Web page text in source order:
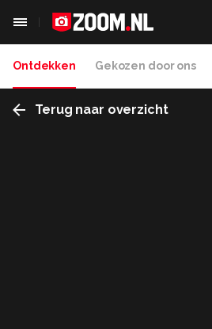
Ontdekken Gekozen door ons
Terug naar overzicht